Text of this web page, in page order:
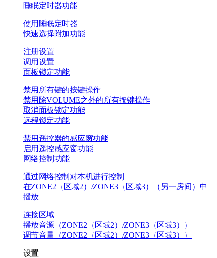
睡眠定时器功能
使用睡眠定时器
快速选择附加功能
注册设置
调用设置
面板锁定功能
禁用所有键的按键操作
禁用除VOLUME之外的所有按键操作
取消面板锁定功能
远程锁定功能
禁用遥控器的感应窗功能
启用遥控感应窗功能
网络控制功能
通过网络控制对本机进行控制
在ZONE2（区域2）/ZONE3（区域3）（另一房间）中
播放
连接区域
播放音源（ZONE2（区域2）/ZONE3（区域3））
调节音量（ZONE2（区域2）/ZONE3（区域3））
设置